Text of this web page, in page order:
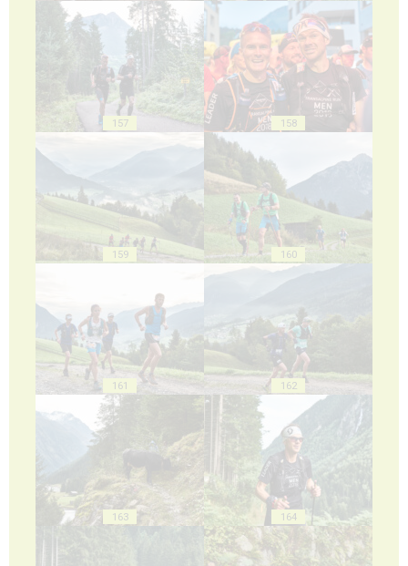
157 158
159 160
161 162
163 164